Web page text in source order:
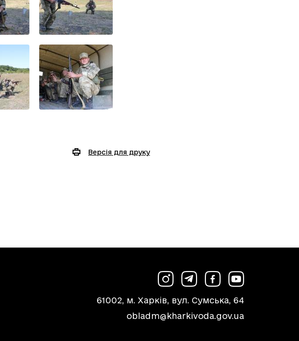
Версія для друку
61002, м. Харків, вул. Сумська, 64
obladm@kharkivoda.gov.ua